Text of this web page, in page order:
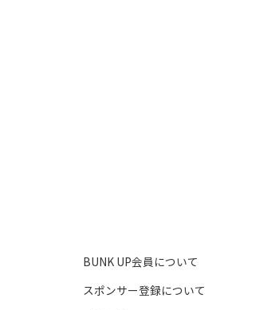
BUNK UP会員について
スポンサー登録について